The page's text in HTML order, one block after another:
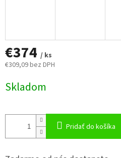
€374 / ks
€309,09 bez DPH
cena:
Skladom
Pridať do košíka